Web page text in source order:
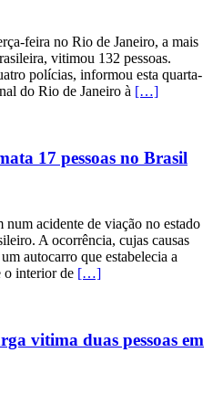
feira no Rio de Janeiro, a mais
vitimou 132 pessoas.
polícias, informou esta quarta-
do Rio de Janeiro à […]
17 pessoas no Brasil
num acidente de viação no estado
A ocorrência, cujas causas
autocarro que estabelecia a
o interior de […]
vitima duas pessoas em